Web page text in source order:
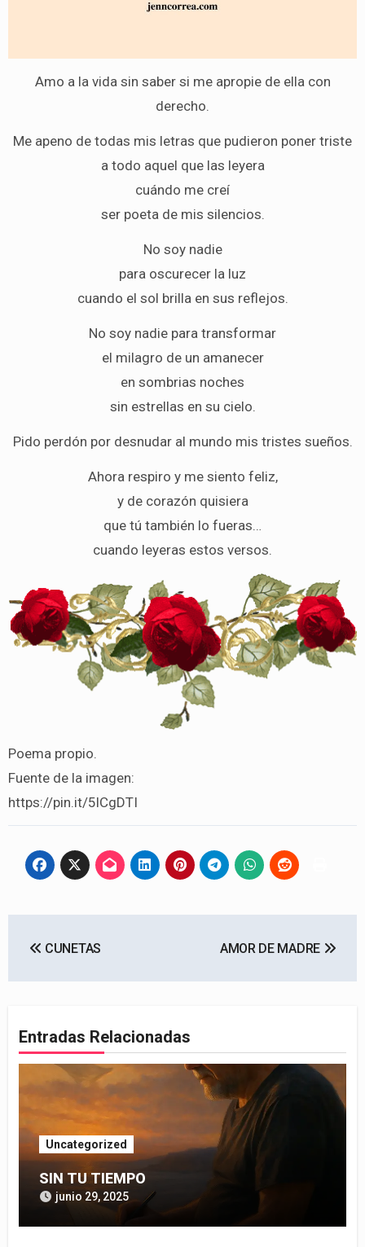
Amo a la vida sin saber si me apropie de ella con
derecho.
Me apeno de todas mis letras que pudieron poner triste
a todo aquel que las leyera
cuándo me creí
ser poeta de mis silencios.
No soy nadie
para oscurecer la luz
cuando el sol brilla en sus reflejos.
No soy nadie para transformar
el milagro de un amanecer
en sombrias noches
sin estrellas en su cielo.
Pido perdón por desnudar al mundo mis tristes sueños.
Ahora respiro y me siento feliz,
y de corazón quisiera
que tú también lo fueras…
cuando leyeras estos versos.
Poema propio.
Fuente de la imagen:
https://pin.it/5lCgDTI
de
CUNETAS AMOR DE MADRE
Entradas Relacionadas
Uncategorized
SIN TU TIEMPO
junio 29, 2025